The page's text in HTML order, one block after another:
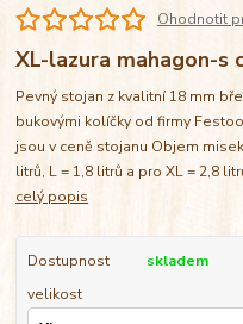
Ohodnotit
XL-lazura mahagon-s
Pevný stojan z kvalitní 18 mm
bukovými kolíčky od firmy
jsou v ceně stojanu Objem
litrů, L = 1,8 litrů a pro XL = 2,8
celý popis
Dostupnost
skladem
velikost